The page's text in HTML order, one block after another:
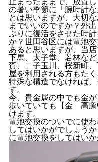
の暑い季節に「腕時計
とは思いますが、大切
までいいのですか？外
ぶりに復活をさせた時
か？世田谷区には電池
あると思いますが、当
下馬、太子堂、若林な
賀、二子玉川、桜新町
屋を利用される方もた
特殊な構造でなければ
す。
今、貴金属の中でも金
歩いていても【金 高騰
けます。
電池交換のついでに使
してはいかがでしょう
に電池交換をしてはい